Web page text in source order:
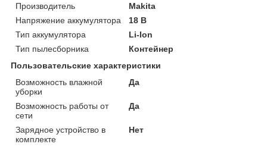
Производитель
Makita
Напряжение аккумулятора
18 В
Тип аккумулятора
Li-Ion
Тип пылесборника
Контейнер
Пользовательские характеристики
Возможность влажной
уборки
Да
Возможность работы от
сети
Да
Зарядное устройство в
комплекте
Нет